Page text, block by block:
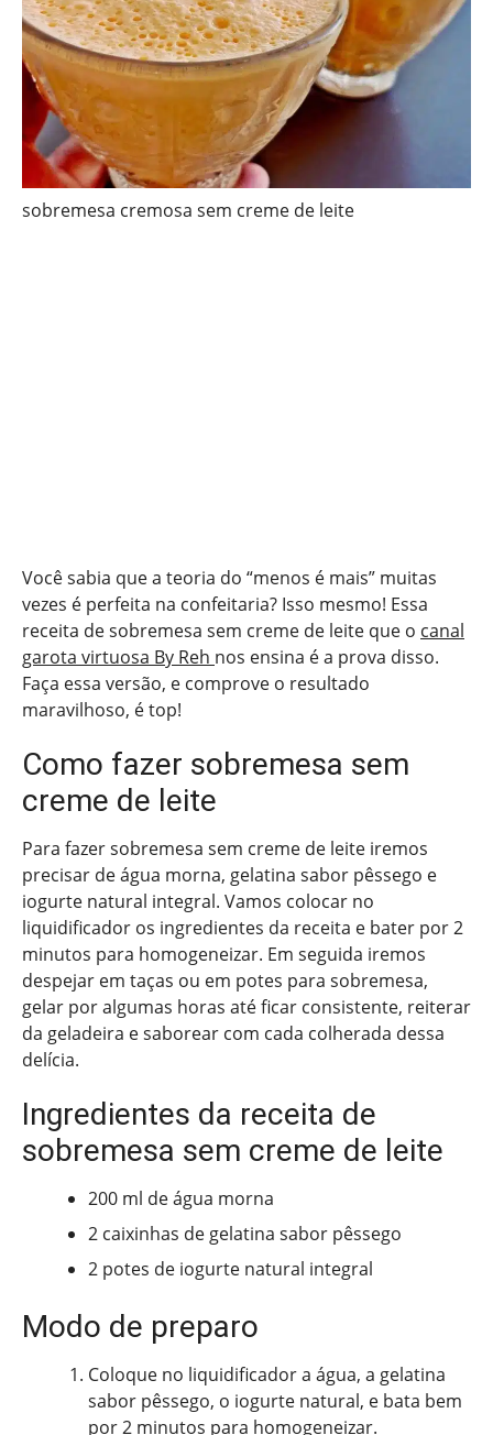
sobremesa cremosa sem creme de leite
Você sabia que a teoria do “menos é mais” muitas
vezes é perfeita na confeitaria? Isso mesmo! Essa
receita de sobremesa sem creme de leite que o canal
garota virtuosa By Reh nos ensina é a prova disso.
Faça essa versão, e comprove o resultado
maravilhoso, é top!
Como fazer sobremesa sem
creme de leite
Para fazer sobremesa sem creme de leite iremos
precisar de água morna, gelatina sabor pêssego e
iogurte natural integral. Vamos colocar no
liquidificador os ingredientes da receita e bater por 2
minutos para homogeneizar. Em seguida iremos
despejar em taças ou em potes para sobremesa,
gelar por algumas horas até ficar consistente, reiterar
da geladeira e saborear com cada colherada dessa
delícia.
Ingredientes da receita de
sobremesa sem creme de leite
200 ml de água morna
2 caixinhas de gelatina sabor pêssego
2 potes de iogurte natural integral
Modo de preparo
Coloque no liquidificador a água, a gelatina
sabor pêssego, o iogurte natural, e bata bem
por 2 minutos para homogeneizar.